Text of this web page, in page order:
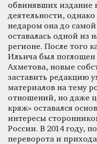
обвинявших издание
деятельности,
недаром она до
оставалась одной из
регионе. После того
Ильича был
Ахметова, новые
заставить редакцию
материалов на тему
отношений, но даже
кряж» оставался
интересы
России. В 2014 году,
переворота и